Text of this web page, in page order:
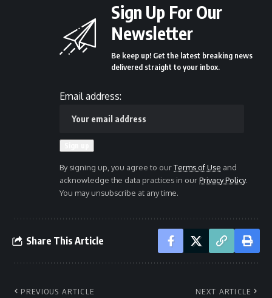
Sign Up For Our
Newsletter
Be keep up! Get the latest breaking news
delivered straight to your inbox.
Email address:
By signing up, you agree to ourTerms of Use and
acknowledge the data practices in ourPrivacy Policy.
You may unsubscribe at any time.
Share This Article
PREVIOUS ARTICLE NEXT ARTICLE